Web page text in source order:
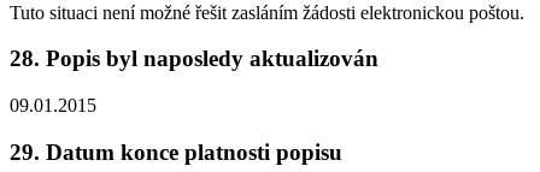
Tuto situaci není možné řešit zasláním žádosti elektronickou poštou.
28. Popis byl naposledy aktualizován
09.01.2015
29. Datum konce platnosti popisu